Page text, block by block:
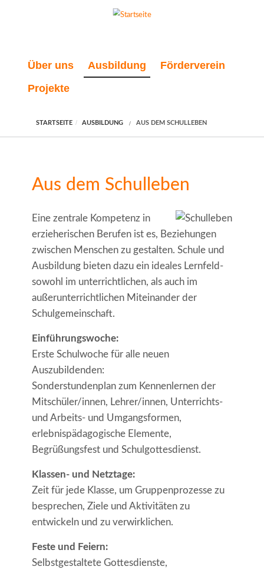
Über uns Ausbildung
Förderverein
Projekte
STARTSEITE AUSBILDUNG AUS DEM SCHULLEBEN
Aus dem Schulleben
Eine zentrale Kompetenz in
erzieherischen Berufen ist es, Beziehungen
zwischen Menschen zu gestalten. Schule und
Ausbildung bieten dazu ein ideales Lernfeld-
sowohl im unterrichtlichen, als auch im
außerunterrichtlichen Miteinander der
Schulgemeinschaft.
Einführungswoche:
Erste Schulwoche für alle neuen
Auszubildenden:
Sonderstundenplan zum Kennenlernen der
Mitschüler/innen, Lehrer/innen, Unterrichts-
und Arbeits- und Umgangsformen,
erlebnispädagogische Elemente,
Begrüßungsfest und Schulgottesdienst.
Klassen- und Netztage:
Zeit für jede Klasse, um Gruppenprozesse zu
besprechen, Ziele und Aktivitäten zu
entwickeln und zu verwirklichen.
Feste und Feiern:
Selbstgestaltete Gottesdienste,